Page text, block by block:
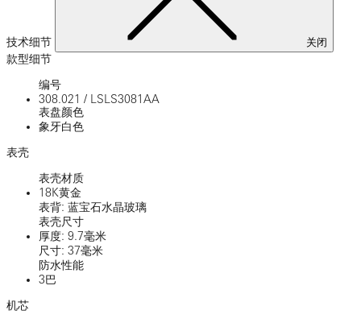
技术细节 关闭
款型细节
编号
308.021 /
LSLS3081AA
表盘颜色
象牙白色
表壳
表壳材质
18K黄金
表背: 蓝宝石水晶玻璃
表壳尺寸
厚度: 9.7毫米
尺寸: 37毫米
防水性能
3巴
机芯